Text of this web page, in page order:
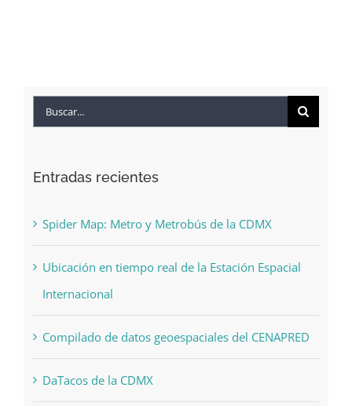
Buscar:
Entradas recientes
Spider Map: Metro y Metrobús de la CDMX
Ubicación en tiempo real de la Estación Espacial
Internacional
Compilado de datos geoespaciales del CENAPRED
DaTacos de la CDMX